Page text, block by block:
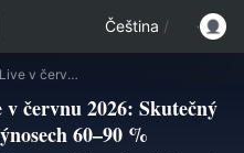
Čeština /
Úrovně agentur Xena Live v červnu 2026: Skutečný rozpis podílu na výnosech 60–90 %
červnu 2026: Skutečný
60–90 %